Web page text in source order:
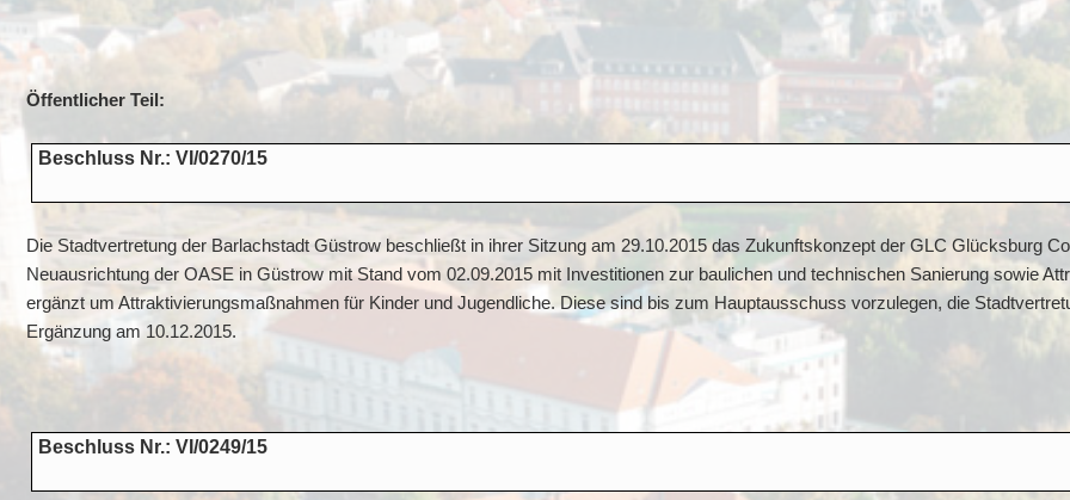
Öffentlicher Teil:
Beschluss Nr.: VI/0270/15
Die Stadtvertretung der Barlachstadt Güstrow beschließt in ihrer Sitzung am 29.10.2015 das Zukunftskonzept der GLC Glücksburg
Neuausrichtung der OASE in Güstrow mit Stand vom 02.09.2015 mit Investitionen zur baulichen und technischen Sanierung sowie
ergänzt um Attraktivierungsmaßnahmen für Kinder und Jugendliche. Diese sind bis zum Hauptausschuss vorzulegen, die
Ergänzung am 10.12.2015.
Beschluss Nr.: VI/0249/15